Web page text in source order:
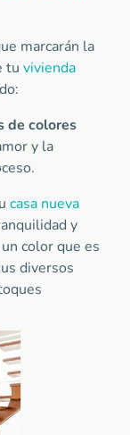
marcarán la
tu vivienda
de colores
y la
casa nueva
y
color que es
diversos